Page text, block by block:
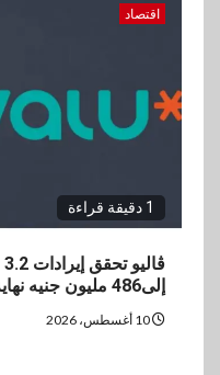
اقتصاد
1 دقيقة قراءة
إلى486 مليون جنيه نهاية يونيو 2026